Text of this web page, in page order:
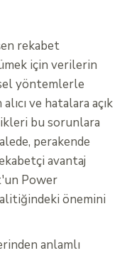
rekabet
için verilerin
yöntemlerle
ve hatalara açık
bu sorunlara
perakende
avantaj
Power
önemini
anlamlı